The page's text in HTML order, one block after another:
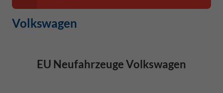
Volkswagen
EU Neufahrzeuge Volkswagen